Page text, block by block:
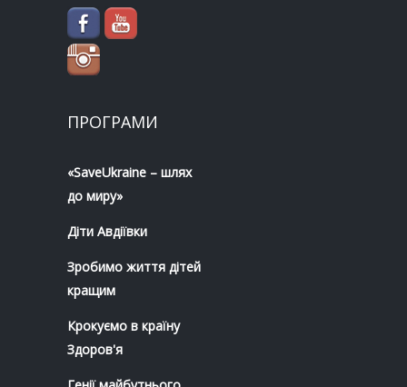
ПРОГРАМИ
«SaveUkraine – шлях
до миру»
Діти Авдіївки
Зробимо життя дітей
кращим
Крокуємо в країну
Здоров'я